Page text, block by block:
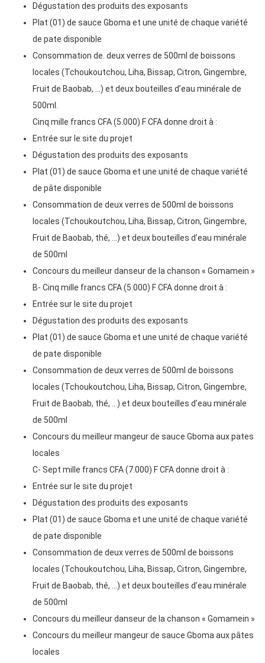
Dégustation des produits des exposants
Plat (01) de sauce Gboma et une unité de chaque variété
de pate disponible
Consommation de. deux verres de 500ml de boissons
locales (Tchoukoutchou, Liha, Bissap, Citron, Gingembre,
Fruit de Baobab, …) et deux bouteilles d’eau minérale de
500ml.
Cinq mille francs CFA (5.000) F CFA donne droit à :
Entrée sur le site du projet
Dégustation des produits des exposants
Plat (01) de sauce Gboma et une unité de chaque variété
de pâte disponible
Consommation de deux verres de 500ml de boissons
locales (Tchoukoutchou, Liha, Bissap, Citron, Gingembre,
Fruit de Baobab, thé, …) et deux bouteilles d’eau minérale
de 500ml
Concours du meilleur danseur de la chanson « Gomamein »
B- Cinq mille francs CFA (5.000) F CFA donne droit à :
Entrée sur le site du projet
Dégustation des produits des exposants
Plat (01) de sauce Gboma et une unité de chaque variété
de pate disponible
Consommation de deux verres de 500ml de boissons
locales (Tchoukoutchou, Liha, Bissap, Citron, Gingembre,
Fruit de Baobab, thé, …) et deux bouteilles d’eau minérale
de 500ml
Concours du meilleur mangeur de sauce Gboma aux pates
locales
C- Sept mille francs CFA (7.000) F CFA donne droit à :
Entrée sur le site du projet
Dégustation des produits des exposants
Plat (01) de sauce Gboma et une unité de chaque variété
de pate disponible
Consommation de deux verres de 500ml de boissons
locales (Tchoukoutchou, Liha, Bissap, Citron, Gingembre,
Fruit de Baobab, thé, …) et deux bouteilles d’eau minérale
de 500ml
Concours du meilleur danseur de la chanson « Gomamein »
Concours du meilleur mangeur de sauce Gboma aux pâtes
locales